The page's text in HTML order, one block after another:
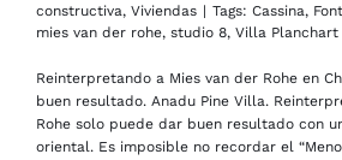
constructiva, Viviendas | Tags: Cassina,
mies van der rohe, studio 8, Villa Planchart
Reinterpretando a Mies van der Rohe en
buen resultado. Anadu Pine Villa.
Rohe solo puede dar buen resultado con
oriental. Es imposible no recordar el